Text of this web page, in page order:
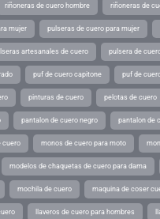
riñoneras de cuero hombre riñoneras de
mujer pulseras de cuero para mujer
artesanales de cuero pulsera de
puf de cuero capitone puf de
pinturas de cuero pelotas de cuero
pantalon de cuero negro pantalon de
cuero monos de cuero para moto
modelos de chaquetas de cuero para dama
mochila de cuero maquina de coser
llaveros de cuero para hombres